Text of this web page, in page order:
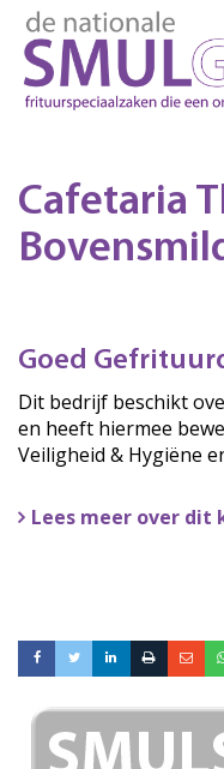
Cafetaria
Goed
Dit bedrijf beschikt
en heeft hiermee
Veiligheid & Hygiëne
Lees meer over dit